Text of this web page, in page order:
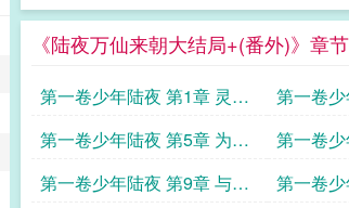
《陆夜万仙来朝大结局+(番外)》章
第一卷少年陆夜 第1章 灵堂
还魂
第一卷
成谁反对
第一卷少年陆夜 第5章 为了
不当赘婿
第一卷
其罪 追
第一卷少年陆夜 第9章 与人
第一卷